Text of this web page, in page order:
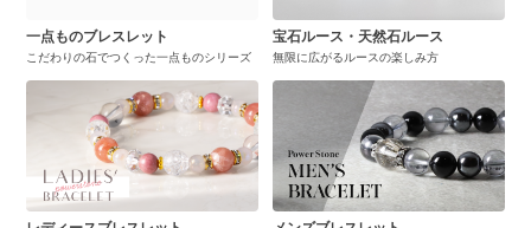
一点ものブレスレット
こだわりの石でつくった一点ものシリーズ
宝石ルース・天然石ルース
無限に広がるルースの楽しみ方